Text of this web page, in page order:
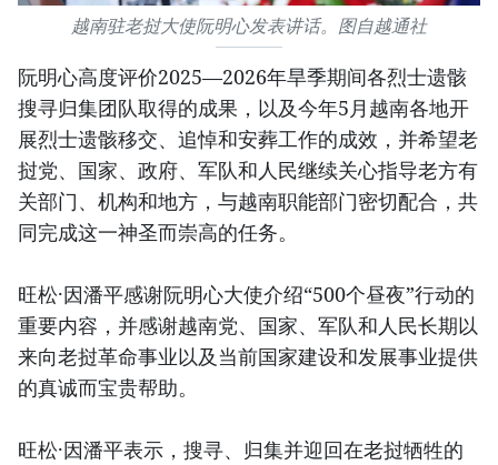
越南驻老挝大使阮明心发表讲话。图自越通社
阮明心高度评价2025—2026年旱季期间各烈士遗骸
搜寻归集团队取得的成果，以及今年5月越南各地开
展烈士遗骸移交、追悼和安葬工作的成效，并希望老
挝党、国家、政府、军队和人民继续关心指导老方有
关部门、机构和地方，与越南职能部门密切配合，共
同完成这一神圣而崇高的任务。
旺松·因潘平感谢阮明心大使介绍“500个昼夜”行动的
重要内容，并感谢越南党、国家、军队和人民长期以
来向老挝革命事业以及当前国家建设和发展事业提供
的真诚而宝贵帮助。
旺松·因潘平表示，搜寻、归集并迎回在老挝牺牲的